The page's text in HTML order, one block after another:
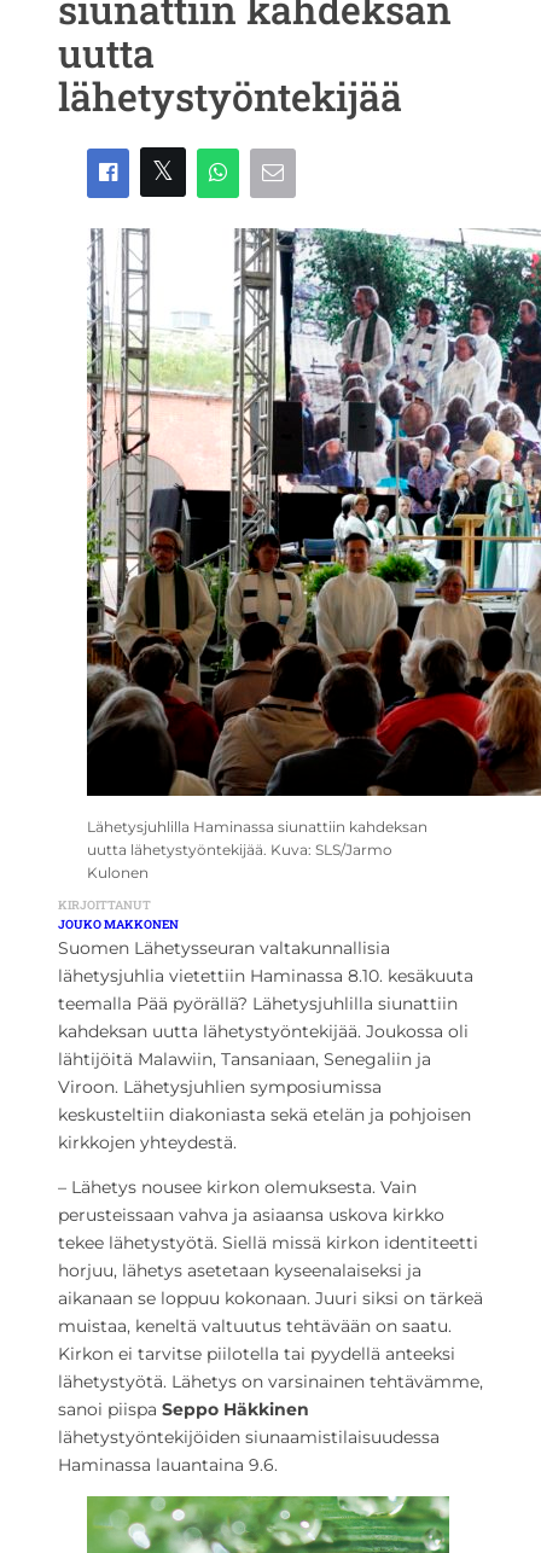
uutta
lähetystyöntekijää
Lähetysjuhlilla Haminassa siunattiin kahdeksan
uutta lähetystyöntekijää. Kuva: SLS/Jarmo
Kulonen
KIRJOITTANUT
JOUKO MAKKONEN
Suomen Lähetysseuran valtakunnallisia
lähetysjuhlia vietettiin Haminassa 8.10. kesäkuuta
teemalla Pää pyörällä? Lähetysjuhlilla siunattiin
kahdeksan uutta lähetystyöntekijää. Joukossa oli
lähtijöitä Malawiin, Tansaniaan, Senegaliin ja
Viroon. Lähetysjuhlien symposiumissa
keskusteltiin diakoniasta sekä etelän ja pohjoisen
kirkkojen yhteydestä.
– Lähetys nousee kirkon olemuksesta. Vain
perusteissaan vahva ja asiaansa uskova kirkko
tekee lähetystyötä. Siellä missä kirkon identiteetti
horjuu, lähetys asetetaan kyseenalaiseksi ja
aikanaan se loppuu kokonaan. Juuri siksi on tärkeä
muistaa, keneltä valtuutus tehtävään on saatu.
Kirkon ei tarvitse piilotella tai pyydellä anteeksi
lähetystyötä. Lähetys on varsinainen tehtävämme,
sanoi piispa Seppo Häkkinen
lähetystyöntekijöiden siunaamistilaisuudessa
Haminassa lauantaina 9.6.